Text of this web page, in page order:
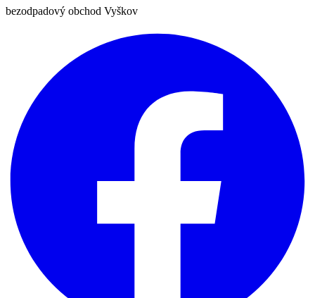
bezodpadový obchod Vyškov